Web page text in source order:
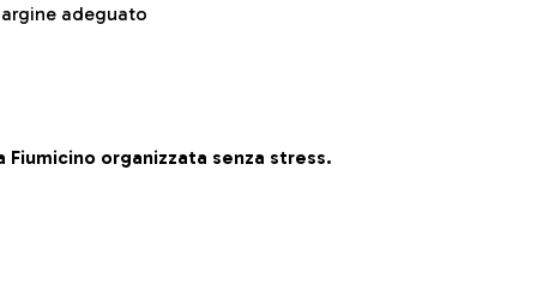
adeguato
Fiumicino organizzata senza stress.